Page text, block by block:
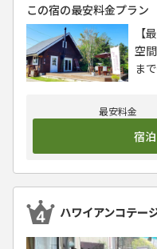
宿
この宿の最安料金プラン
【
空
ま
ハワイアンコテー